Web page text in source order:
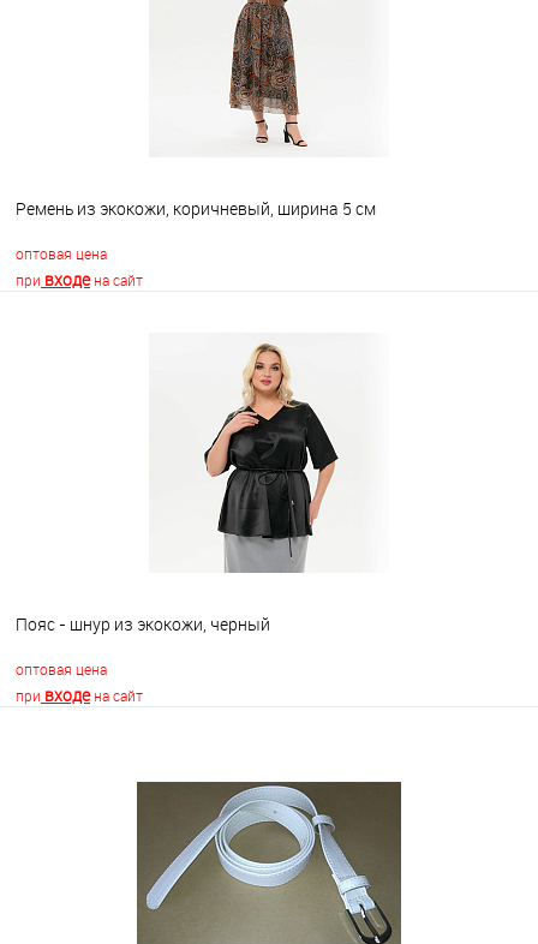
Ремень из экокожи, коричневый, ширина 5 см
оптовая цена
при входена сайт
В корзину
Пояс - шнур из экокожи, черный
оптовая цена
при входена сайт
Недоступно